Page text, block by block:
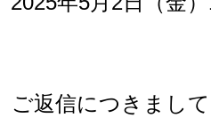
ご返信につきまし